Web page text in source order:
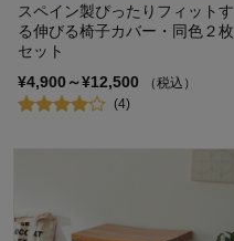
スペイン製ぴったりフィットす
る伸びる椅子カバー・同色２枚
セット
¥4,900～¥12,500
（税込）
(4)